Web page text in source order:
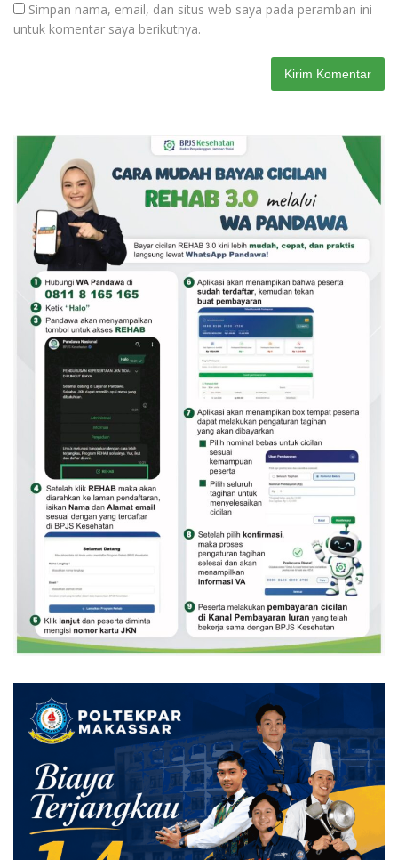
Simpan nama, email, dan situs web saya pada peramban ini
untuk komentar saya berikutnya.